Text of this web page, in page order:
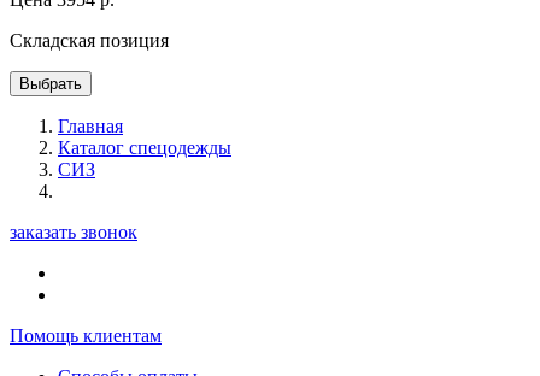
Складская позиция
Выбрать
Главная
Каталог спецодежды
СИЗ
заказать звонок
Помощь клиентам